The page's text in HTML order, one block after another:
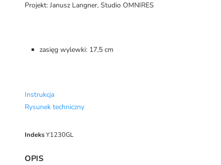
Projekt: Janusz Langner, Studio OMNIRES
zasięg wylewki: 17,5 cm
Instrukcja
Rysunek techniczny
IndeksY1230GL
OPIS